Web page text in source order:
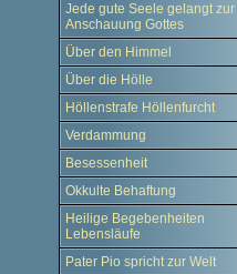
Jede gute Seele gelangt zur
Anschauung Gottes
Über den Himmel
Über die Hölle
Höllenstrafe Höllenfurcht
Verdammung
Besessenheit
Okkulte Behaftung
Heilige Begebenheiten
Lebensläufe
Pater Pio spricht zur Welt